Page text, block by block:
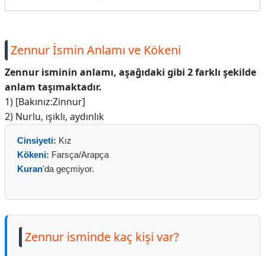
Zennur İsmin Anlamı ve Kökeni
Zennur isminin anlamı, aşağıdaki gibi 2 farklı şekilde
anlam taşımaktadır.
1) [Bakınız:Zinnur]
2) Nurlu, ışıklı, aydınlık
Cinsiyeti: Kız
Kökeni: Farsça/Arapça
Kuran'da geçmiyor.
Zennur isminde kaç kişi var?